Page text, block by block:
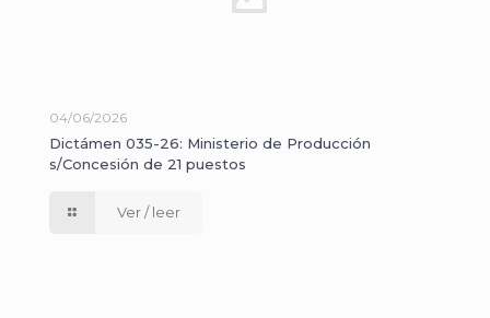
04/06/2026
Dictámen 035-26: Ministerio de Producción
s/Concesión de 21 puestos
Ver / leer